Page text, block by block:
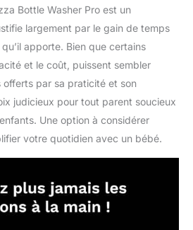
Bottle Washer Pro est un
largement par le gain de temps
apporte. Bien que certains
et le coût, puissent sembler
par sa praticité et son
judicieux pour tout parent soucieux
Une option à considérer
votre quotidien avec un bébé.